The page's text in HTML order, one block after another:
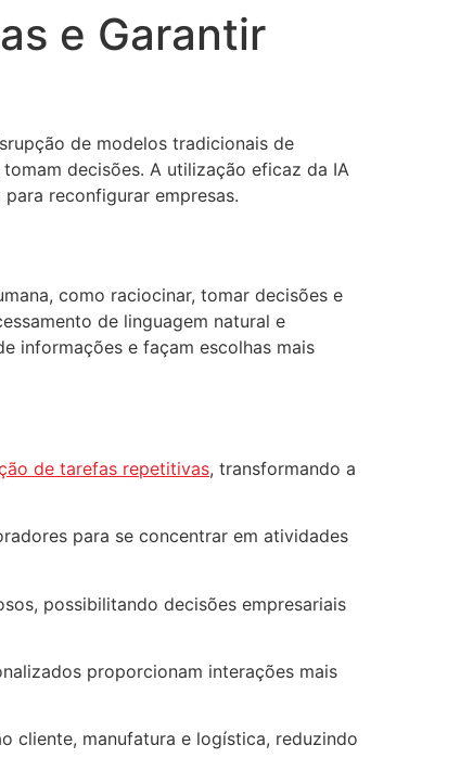
e Garantir
de modelos tradicionais de
decisões. A utilização eficaz da IA
reconfigurar empresas.
como raciocinar, tomar decisões e
de linguagem natural e
informações e façam escolhas mais
de tarefas repetitivas, transformando a
para se concentrar em atividades
possibilitando decisões empresariais
proporcionam interações mais
cliente, manufatura e logística, reduzindo